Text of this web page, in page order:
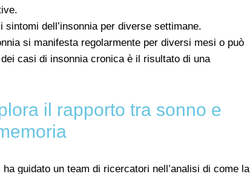
sintomi dell’insonnia per diverse settimane.
si manifesta regolarmente per diversi mesi o può
casi di insonnia cronica è il risultato di una
il rapporto tra sonno e
guidato un team di ricercatori nell’analisi di come la